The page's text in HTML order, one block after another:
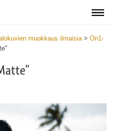
muokkaus ilmaisia> On1-